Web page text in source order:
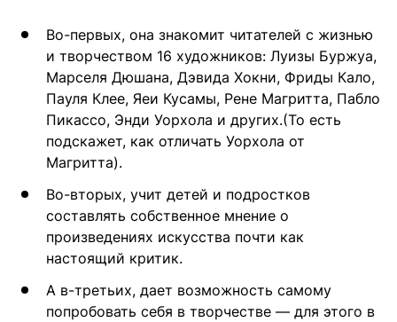
Во-первых, она знакомит читателей с жизнью
и творчеством 16 художников: Луизы Буржуа,
Марселя Дюшана, Дэвида Хокни, Фриды Кало,
Пауля Клее, Яеи Кусамы, Рене Магритта, Пабло
Пикассо, Энди Уорхола и других.(То есть
подскажет, как отличать Уорхола от
Магритта).
Во-вторых, учит детей и подростков
составлять собственное мнение о
произведениях искусства почти как
настоящий критик.
А в-третьих, дает возможность самому
попробовать себя в творчестве — для этого в